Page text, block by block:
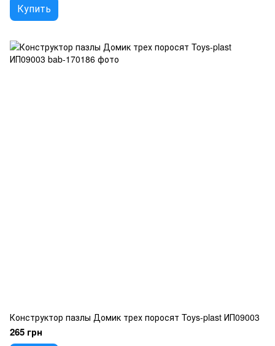
Купить
Конструктор пазлы Домик трех поросят Toys-plast ИП09003
265 грн